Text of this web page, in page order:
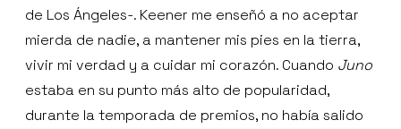
de Los Ángeles-. Keener me enseñó a no aceptar
mierda de nadie, a mantener mis pies en la tierra,
vivir mi verdad y a cuidar mi corazón. Cuando Juno
estaba en su punto más alto de popularidad,
durante la temporada de premios, no había salido